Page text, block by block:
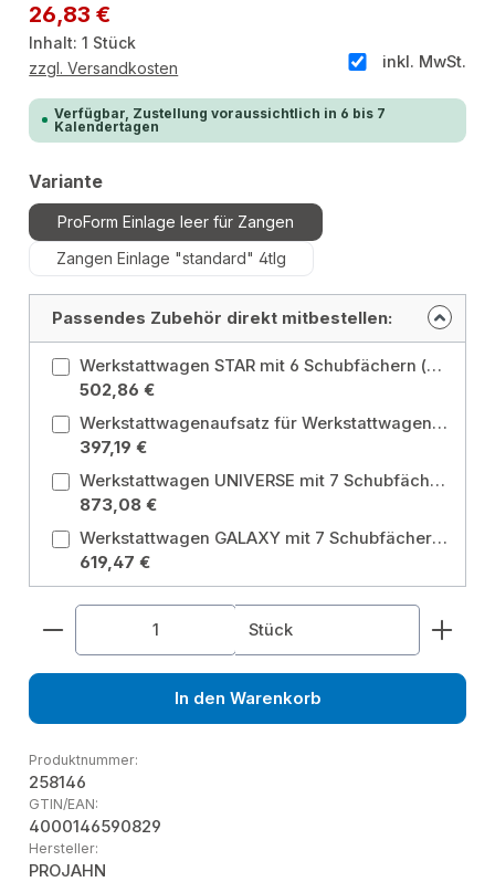
Regulärer Preis:
26,83 €
Inhalt:1 Stück
inkl. MwSt.
zzgl. Versandkosten
Verfügbar, Zustellung voraussichtlich in 6 bis 7
Kalendertagen
Varianteauswählen
ProForm Einlage leer für Zangen
Zangen Einlage "standard" 4tlg
Passendes Zubehör direkt mitbestellen:
Werkstattwagen STAR mit 6 Schubfächern (ehemals ECOBlue)
502,86 €
Werkstattwagenaufsatz für Werkstattwagen UNIVERSE mit 4 Schubfächern Blau Variante: Werkstattwagenaufsatz für Werkstattwagen UNIVERSE mit 4 Schubfächern Blau
397,19 €
Werkstattwagen UNIVERSE mit 7 Schubfächern Rot Variante: Werkstattwagen UNIVERSE mit 7 Schubfächern Rot
873,08 €
Werkstattwagen GALAXY mit 7 Schubfächern Schwarz/Silbergrau Variante: Werkstattwagen GALAXY mit 7 Schubfächern Schwarz/Silbergrau
619,47 €
Produkt Anzahl: Gib den gewünschten Wert
Stück
In den Warenkorb
Produktnummer:
258146
GTIN/EAN:
4000146590829
Hersteller:
PROJAHN